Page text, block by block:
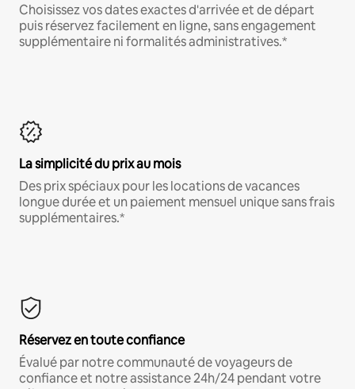
Choisissez vos dates exactes d'arrivée et de départ
puis réservez facilement en ligne, sans engagement
supplémentaire ni formalités administratives.*
La simplicité du prix au mois
Des prix spéciaux pour les locations de vacances
longue durée et un paiement mensuel unique sans frais
supplémentaires.*
Réservez en toute confiance
Évalué par notre communauté de voyageurs de
confiance et notre assistance 24h/24 pendant votre